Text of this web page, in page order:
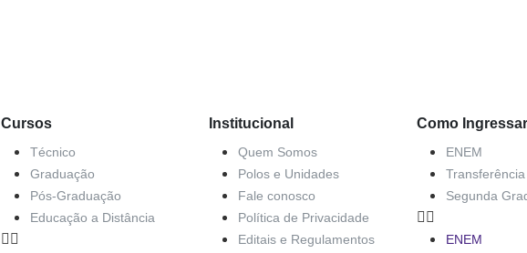
Cursos
Técnico
Graduação
Pós-Graduação
Educação a Distância
Institucional
Quem Somos
Polos e Unidades
Fale conosco
Política de Privacidade
Editais e Regulamentos
Como Ingressar
ENEM
Transferência
Segunda
ENEM